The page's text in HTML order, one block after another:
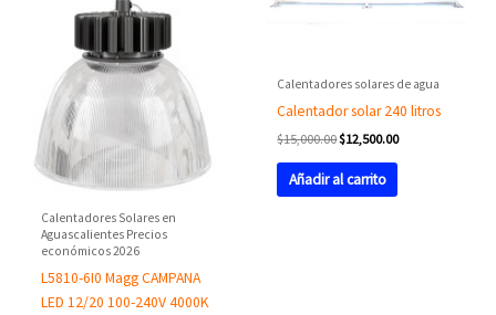
Calentadores Solares en
Aguascalientes Precios
económicos 2026
L5810-6I0 Magg CAMPANA
LED 12/20 100-240V 4000K
Calentadores solares de agua
Calentador solar 240 litros
$15,000.00$12,500.00
Añadir al carrito